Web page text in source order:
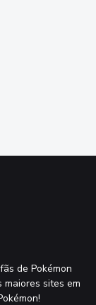
de Pokémon
maiores sites em